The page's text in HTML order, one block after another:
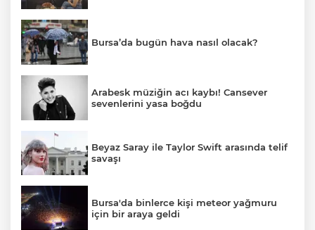
Bursa’da bugün hava nasıl olacak?
Arabesk müziğin acı kaybı! Cansever
sevenlerini yasa boğdu
Beyaz Saray ile Taylor Swift arasında telif
savaşı
Bursa'da binlerce kişi meteor yağmuru
için bir araya geldi